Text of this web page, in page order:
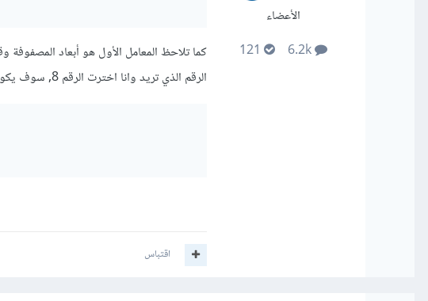
الأعضاء
6.2k
الرقم الذي تريد وانا اخترت الرقم 8, سوف يكون النانتج كالآتي
اقتباس